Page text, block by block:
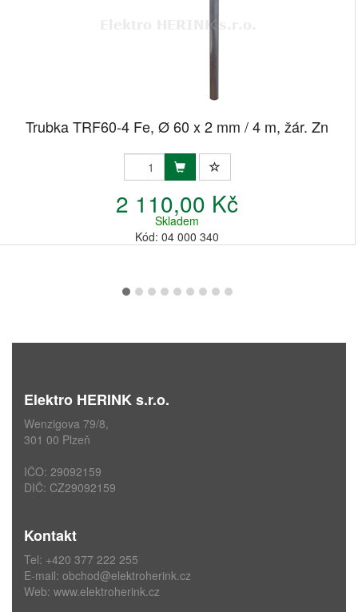
Trubka TRF60-4 Fe, Ø 60 x 2 mm / 4 m, žár. Zn
2 110,00 Kč
Skladem
Kód: 04 000 340
Elektro HERINK s.r.o.
Wenzigova 79/8,
301 00 Plzeň
IČO: 29092159
DIČ: CZ29092159
Kontakt
Tel: +420 377 222 255
E-mail: obchod@elektroherink.cz
Web: www.elektroherink.cz